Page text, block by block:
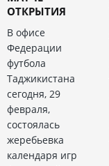
ОТКРЫТИЯ
В офисе
Федерации
футбола
Таджикистана
сегодня, 29
февраля,
состоялась
жеребьевка
календаря игр